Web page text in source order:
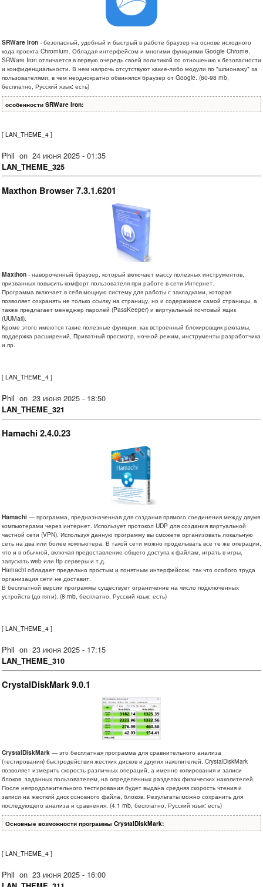
SRWare Iron - безопасный, удобный и быстрый в работе браузер на основе исходного
кода проекта Chromium. Обладая интерфейсом и многими функциями Google Chrome,
SRWare Iron отличается в первую очередь своей политикой по отношению к безопасности
и конфиденциальности. В нем напрочь отсутствуют какие-либо модули по "шпионажу" за
пользователями, в чем неоднократно обвинялся браузер от Google. (60-98 mb,
бесплатно, Русский язык: есть)
особенности SRWare Iron:
[ LAN_THEME_4 ]
Phil on 24 июня 2025 - 01:35
LAN_THEME_325
Maxthon Browser 7.3.1.6201
Maxthon - навороченный браузер, который включает массу полезных инструментов,
призванных повысить комфорт пользователя при работе в сети Интернет.
Программа включает в себя мощную систему для работы с закладками, которая
позволяет сохранять не только ссылку на страницу, но и содержимое самой страницы, а
также предлагает менеджер паролей (PassKeeper) и виртуальный почтовый ящик
(UUMail).
Кроме этого имеются такие полезные функции, как встроенный блокировщик рекламы,
поддержка расширений, Приватный просмотр, ночной режим, инструменты разработчика
и пр.
[ LAN_THEME_4 ]
Phil on 23 июня 2025 - 18:50
LAN_THEME_321
Hamachi 2.4.0.23
Hamachi — программа, предназначенная для создания прямого соединения между двумя
компьютерами через интернет. Использует протокол UDP для создания виртуальной
частной сети (VPN). Используя данную программу вы сможете организовать локальную
сеть на два или более компьютера. В такой сети можно проделывать все те же операции,
что и в обычной, включая предоставление общего доступа к файлам, играть в игры,
запускать web или ftp серверы и т.д.
Hamachi обладает предельно простым и понятным интерфейсом, так что особого труда
организация сети не доставит.
В бесплатной версии программы существует ограничение на число подключенных
устройств (до пяти). (8 mb, бесплатно, Русский язык: есть)
[ LAN_THEME_4 ]
Phil on 23 июня 2025 - 17:15
LAN_THEME_310
CrystalDiskMark 9.0.1
CrystalDiskMark — это бесплатная программа для сравнительного анализа
(тестирования) быстродействия жестких дисков и других накопителей. CrystalDiskMark
позволяет измерить скорость различных операций, а именно копирования и записи
блоков, заданных пользователем, на определенных разделах физических накопителей.
После непродолжительного тестирования будет выдана средняя скорость чтения и
записи на жесткий диск основного файла, блоков. Результаты можно сохранить для
последующего анализа и сравнения. (4.1 mb, бесплатно, Русский язык: есть)
Основные возможности программы CrystalDiskMark:
[ LAN_THEME_4 ]
Phil on 23 июня 2025 - 16:00